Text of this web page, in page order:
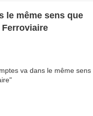
le même sens que